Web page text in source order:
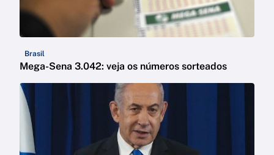
Brasil
Mega-Sena 3.042: veja os números sorteados